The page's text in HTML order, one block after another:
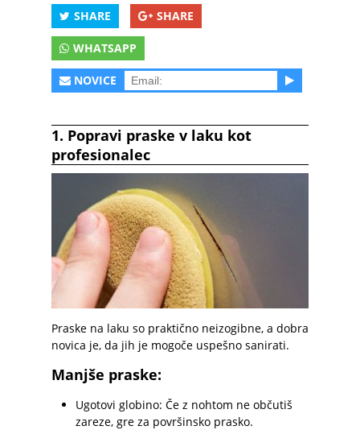
SHARE SHARE
WHATSAPP
NOVICE
1. Popravi praske v laku kot
profesionalec
Praske na laku so praktično neizogibne, a dobra
novica je, da jih je mogoče uspešno sanirati.
Manjše praske:
Ugotovi globino: Če z nohtom ne občutiš
zareze, gre za površinsko prasko.